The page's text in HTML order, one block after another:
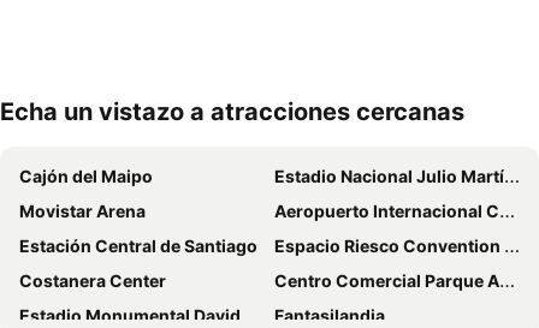
Echa un vistazo a atracciones cercanas
Cajón del Maipo
Estadio Nacional Julio Martínez Prádanos
Movistar Arena
Aeropuerto Internacional Comodoro Arturo Merino Benítez
Estación Central de Santiago
Espacio Riesco Convention Center
Costanera Center
Centro Comercial Parque Arauco
Estadio Monumental David Arellano
Fantasilandia